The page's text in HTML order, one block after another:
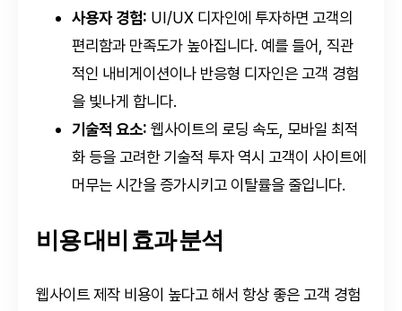
사용자 경험: UI/UX 디자인에 투자하면 고객의
편리함과 만족도가 높아집니다. 예를 들어, 직관
적인 내비게이션이나 반응형 디자인은 고객 경험
을 빛나게 합니다.
기술적 요소: 웹사이트의 로딩 속도, 모바일 최적
화 등을 고려한 기술적 투자 역시 고객이 사이트에
머무는 시간을 증가시키고 이탈률을 줄입니다.
비용 대비 효과 분석
웹사이트 제작 비용이 높다고 해서 항상 좋은 고객 경험